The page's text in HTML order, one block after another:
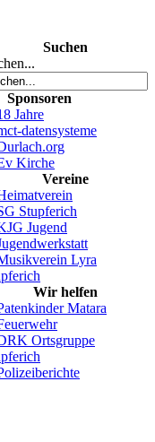
Suchen
Sponsoren
Vereine
Wir helfen